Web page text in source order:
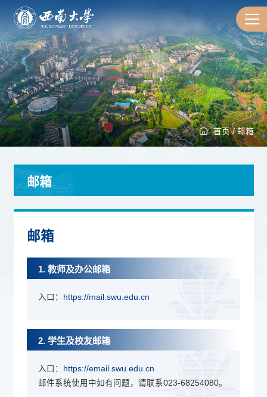
首页/邮箱
邮箱
邮箱
1. 教师及办公邮箱
入口： https://mail.swu.edu.cn
2. 学生及校友邮箱
入口：
https://email.swu.edu.cn
邮件系统使用中如有问题，请联系023-68254080。